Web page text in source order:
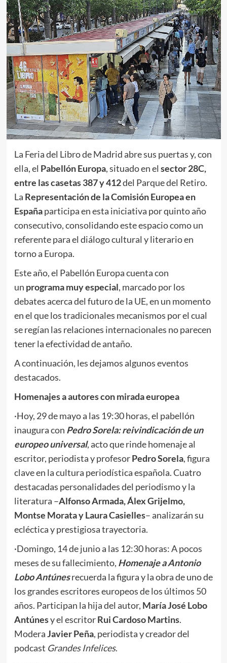
La Feria del Libro de Madrid abre sus puertas y, con
ella, el Pabellón Europa, situado en el sector 28C,
entre las casetas 387 y 412del Parque del Retiro.
La Representación de la Comisión Europea en
Españaparticipa en esta iniciativa por quinto año
consecutivo, consolidando este espacio como un
referente para el diálogo cultural y literario en
torno a Europa.
Este año, el Pabellón Europa cuenta con
un programa muy especial, marcado por los
debates acerca del futuro de la UE, en un momento
en el que los tradicionales mecanismos por el cual
se regían las relaciones internacionales no parecen
tener la efectividad de antaño.
A continuación, les dejamos algunos eventos
destacados.
Homenajes a autores con mirada europea
·Hoy, 29 de mayo a las 19:30 horas, el pabellón
inaugura con Pedro Sorela: reivindicación de un
europeo universal, acto que rinde homenaje al
escritor, periodista y profesorPedro Sorela, figura
clave en la cultura periodística española. Cuatro
destacadas personalidades del periodismo y la
literatura –Alfonso Armada, Álex Grijelmo,
Montse Morata y Laura Casielles– analizarán su
ecléctica y prestigiosa trayectoria.
·Domingo, 14 de junio a las 12:30 horas: A pocos
meses de su fallecimiento, Homenaje a Antonio
Lobo Antúnesrecuerda la figura y la obra de uno de
los grandes escritores europeos de los últimos 50
años. Participan la hija del autor, María José Lobo
Antúnesy el escritorRui Cardoso Martins.
ModeraJavier Peña, periodista y creador del
podcast Grandes Infelices.